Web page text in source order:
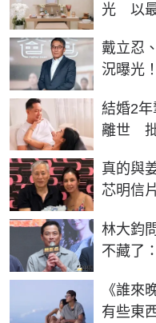
光 以最
戴立忍
況曝光
結婚2
離世 批
真的與
芯明信
林大鈞
不藏了
《誰來
有些東